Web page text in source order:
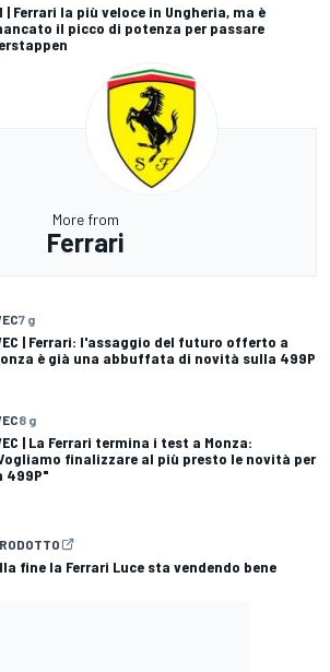
| Ferrari la più veloce in Ungheria, ma è
il picco di potenza per passare
More from
Ferrari
7 g
| Ferrari: l'assaggio del futuro offerto a
è già una abbuffata di novità sulla 499P
8 g
| La Ferrari termina i test a Monza:
finalizzare al più presto le novità per
499P"
fine la Ferrari Luce sta vendendo bene